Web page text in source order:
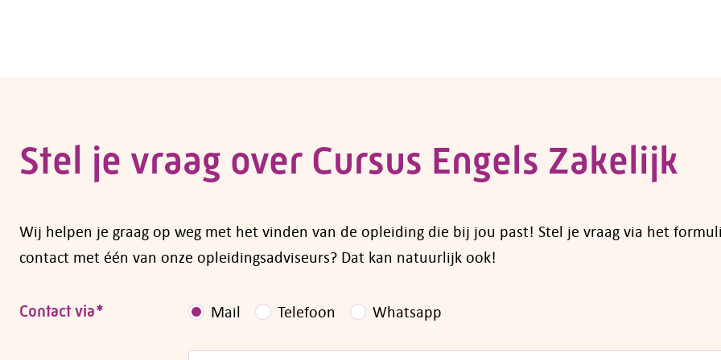
Stel je vraag over Cursus Engels Zakelijk
Wij helpen je graag op weg met het vinden van de opleiding die bij jou past! Stel je vraag via het
contact met één van onze opleidingsadviseurs? Dat kan natuurlijk ook!
Contact via* Mail Telefoon Whatsapp